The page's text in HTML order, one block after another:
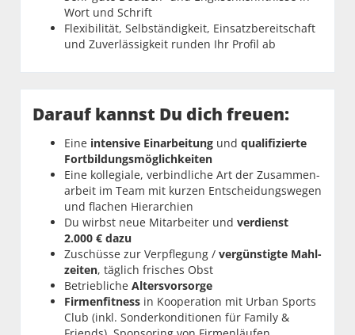
Wort und Schrift
Flexibilität, Selbständigkeit, Einsatzbereitschaft
und Zuverlässigkeit runden Ihr Profil ab
Darauf kannst Du dich freuen:
Eine intensive Einarbeitung und qualifizierte
Fortbildungs­möglichkeiten
Eine kollegiale, verbindliche Art der Zusammen­
arbeit im Team mit kurzen Entscheidungs­wegen
und flachen Hierar­chien
Du wirbst neue Mitarbeiter und verdienst
2.000 € dazu
Zuschüsse zur Verpfle­gung / vergünstigte Mahl­
zeiten, täglich frisches Obst
Betriebliche Alters­vorsorge
Firmen­fitness in Koope­ration mit Urban Sports
Club (inkl. Sonder­konditionen für Family &